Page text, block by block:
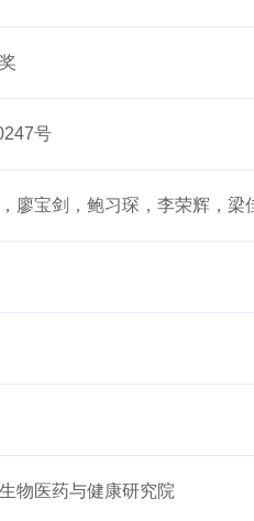
号
廖宝剑，鲍习琛，李荣辉，梁
物医药与健康研究院